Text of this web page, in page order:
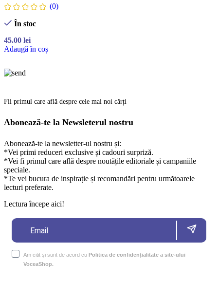
(0)
În stoc
45.00 lei
Adaugă în coș
Fii primul care află despre cele mai noi cărți
Abonează-te la Newsleterul nostru
Abonează-te la newsletter-ul nostru și:
*Vei primi reduceri exclusive și cadouri surpriză.
*Vei fi primul care află despre noutățile editoriale și campaniile
speciale.
*Te vei bucura de inspirație și recomandări pentru următoarele
lecturi preferate.
Lectura începe aici!
Am citit și sunt de acord cu Politica de confidențialitate a site-ului
VoceaShop.